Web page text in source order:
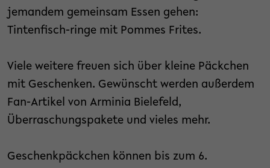
jemandem gemeinsam Essen gehen:
Tintenfisch-ringe mit Pommes Frites.
Viele weitere freuen sich über kleine Päckchen
mit Geschenken. Gewünscht werden außerdem
Fan-Artikel von Arminia Bielefeld,
Überraschungspakete und vieles mehr.
Geschenkpäckchen können bis zum 6.